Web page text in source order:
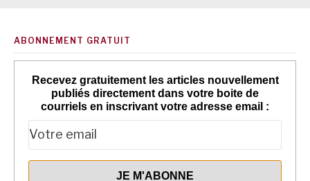
ABONNEMENT GRATUIT
Recevez gratuitement les articles nouvellement
publiés directement dans votre boite de
courriels en inscrivant votre adresse email :